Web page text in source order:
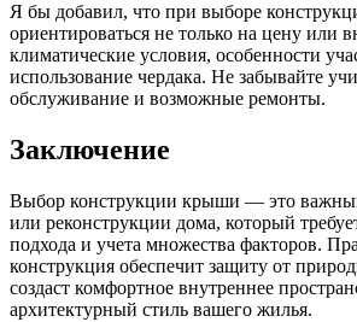
Я бы добавил, что при выборе
ориентироваться не только на цену или
климатические условия, особенности
использование чердака. Не забывайте
обслуживание и возможные ремонты.
Заключение
Выбор конструкции крыши — это важный
или реконструкции дома, который
подхода и учета множества факторов.
конструкция обеспечит защиту от
создаст комфортное внутреннее
архитектурный стиль вашего жилья.